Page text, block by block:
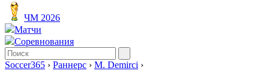
ЧМ 2026
Матчи
Соревнования
Soccer365 › Раннерс › M. Demirci ›